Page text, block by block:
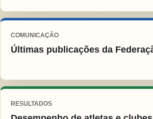
COMUNICAÇÃO
Últimas publicações da
RESULTADOS